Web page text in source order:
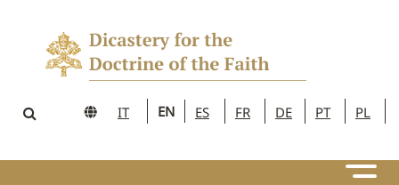
IT EN ES FR DE PT PL